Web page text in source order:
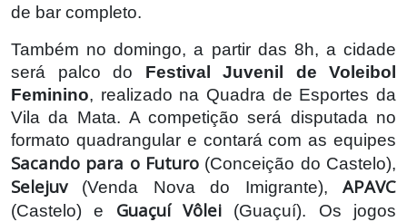
de bar completo.
Também no domingo, a partir das 8h, a cidade
será palco do Festival Juvenil de Voleibol
Feminino, realizado na Quadra de Esportes da
Vila da Mata. A competição será disputada no
formato quadrangular e contará com as equipes
Sacando para o Futuro (Conceição do Castelo),
Selejuv(Venda Nova do Imigrante), APAVC
(Castelo) e Guaçuí Vôlei (Guaçuí). Os jogos